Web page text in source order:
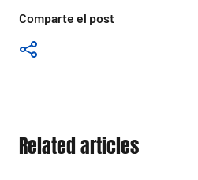
Comparte el post
Related articles